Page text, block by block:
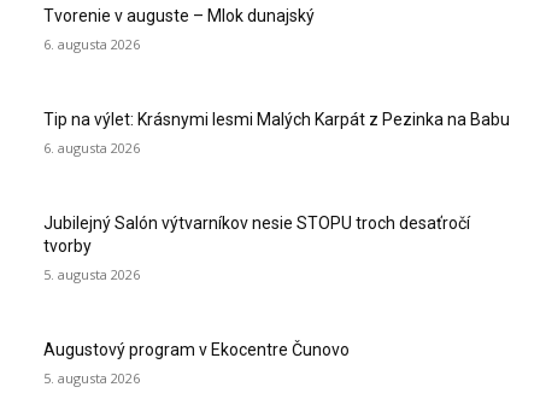
Tvorenie v auguste – Mlok dunajský
6. augusta 2026
Tip na výlet: Krásnymi lesmi Malých Karpát z Pezinka na Babu
6. augusta 2026
Jubilejný Salón výtvarníkov nesie STOPU troch desaťročí
tvorby
5. augusta 2026
Augustový program v Ekocentre Čunovo
5. augusta 2026